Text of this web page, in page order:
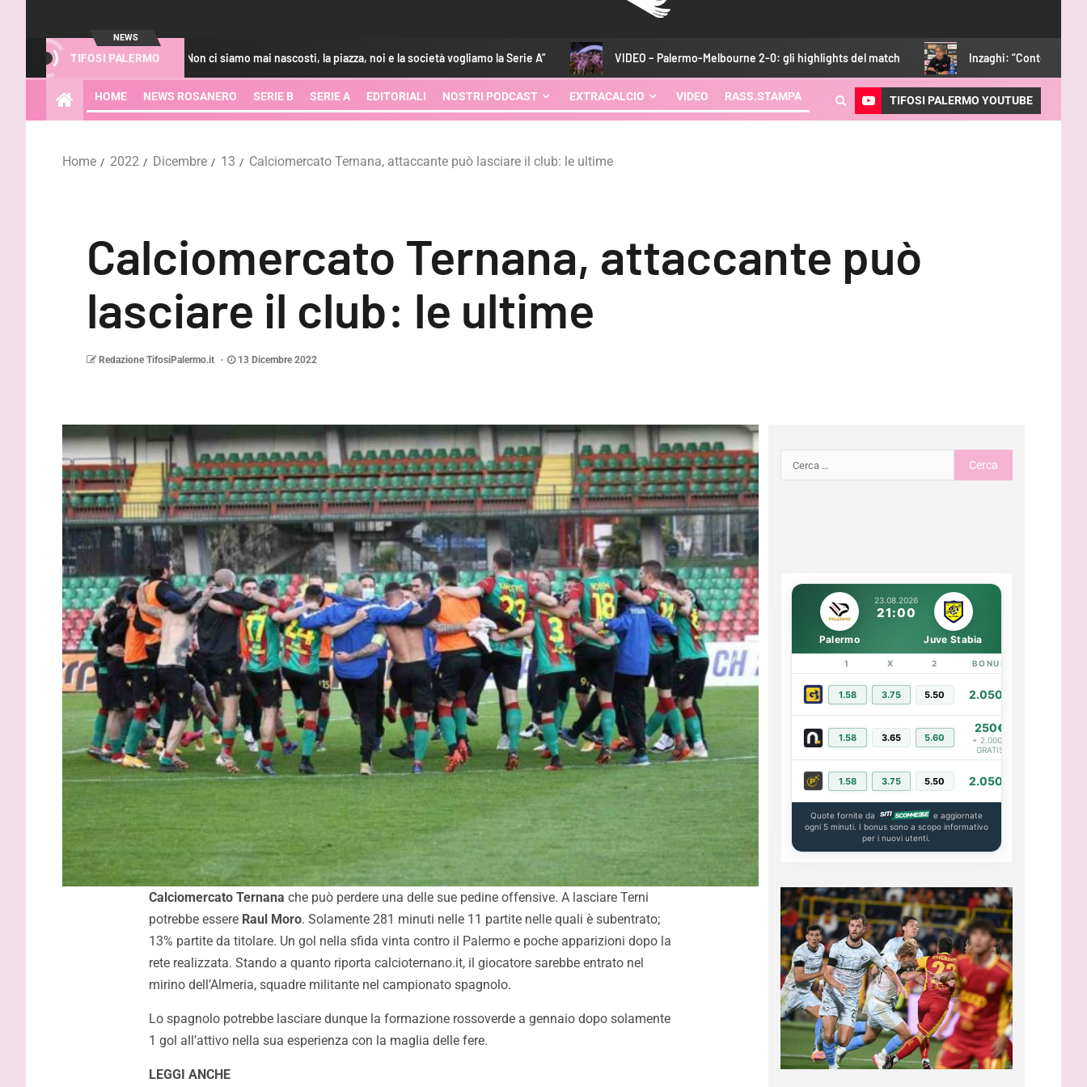
NEWS
TIFOSI PALERMO
Bani: “Non ci siamo mai nascosti, la piazza, noi e la società vogliamo la Serie A” VIDEO – Palermo-Melbourne 2-0: gli highlights del match Inzaghi: “Contenti di aver vinto, adesso ci
HOME NEWS ROSANERO SERIE B SERIE A EDITORIALI NOSTRI PODCAST EXTRACALCIO VIDEO RASS.STAMPA TIFOSI PALERMO YOUTUBE
Home 2022 Dicembre 13 Calciomercato Ternana, attaccante può lasciare il club: le ultime
Calciomercato Ternana, attaccante può
lasciare il club: le ultime
Redazione TifosiPalermo.it 13 Dicembre 2022
Calciomercato Ternana che può perdere una delle sue pedine offensive. A lasciare Terni
potrebbe essereRaul Moro. Solamente 281 minuti nelle 11 partite nelle quali è subentrato;
13% partite da titolare. Un gol nella sfida vinta contro il Palermo e poche apparizioni dopo la
rete realizzata. Stando a quanto riporta calcioternano.it, il giocatore sarebbe entrato nel
mirino dell’Almeria, squadre militante nel campionato spagnolo.
Lo spagnolo potrebbe lasciare dunque la formazione rossoverde a gennaio dopo solamente
1 gol all’attivo nella sua esperienza con la maglia delle fere.
LEGGI ANCHE
23.08.2026
21:00
Palermo Juve Stabia
1 X 2 BONUS
1.58 3.75 5.50 2.050€
1.58 3.65 5.60
250€
+ 2.000€
GRATIS
1.58 3.75 5.50 2.050€
Quote fornite da
e aggiornate
ogni 5 minuti. I bonus sono a scopo informativo
per i nuovi utenti.